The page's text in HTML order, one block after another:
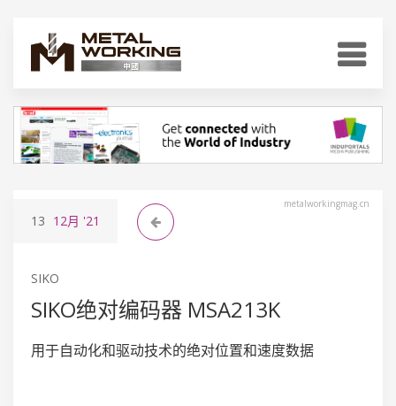
metalworkingmag.cn
13 12月 '21
SIKO
SIKO绝对编码器 MSA213K
用于自动化和驱动技术的绝对位置和速度数据